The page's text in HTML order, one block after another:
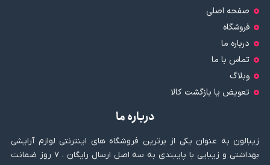
صفحه اصلی
فروشگاه
درباره ما
تماس با ما
وبلاگ
تعویض یا بازگشت کالا
درباره ما
زیبالون به عنوان یکی از برترین فروشگاه های اینترنتی لوازم آرایشی
بهداشتی و زیبایی با پایبندی به سه اصل ارسال رایگان ، ۷ روز ضمانت